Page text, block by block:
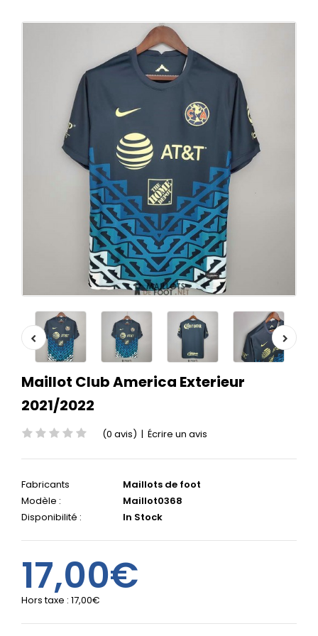
Maillot Club America Exterieur
2021/2022
(0 avis) | Écrire un avis
Fabricants
Maillots de foot
Modèle :
Maillot0368
Disponibilité :
In Stock
17,00€
Hors taxe : 17,00€